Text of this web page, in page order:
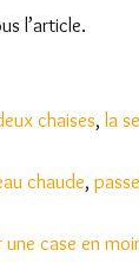
l’article.
chaises, la
chaude,
une case en